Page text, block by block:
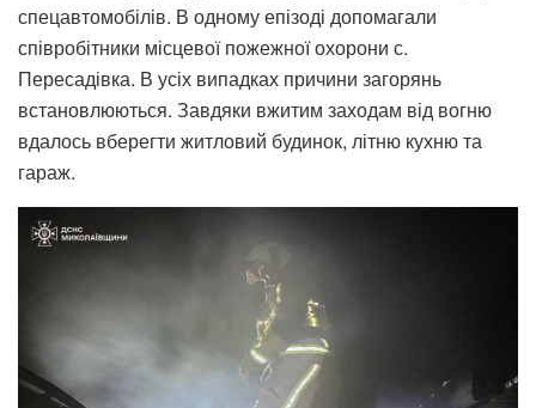
спецавтомобілів. В одному епізоді допомагали
співробітники місцевої пожежної охорони с.
Пересадівка. В усіх випадках причини загорянь
встановлюються. Завдяки вжитим заходам від вогню
вдалось вберегти житловий будинок, літню кухню та
гараж.